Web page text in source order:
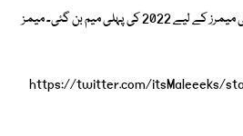
اداکار کی تقریب میں لی گئی سیلفی میمرز کے لیے 2022 کی پہلی میم بن گئی۔ میمز
https://twitter.com/itsMaleeeks/